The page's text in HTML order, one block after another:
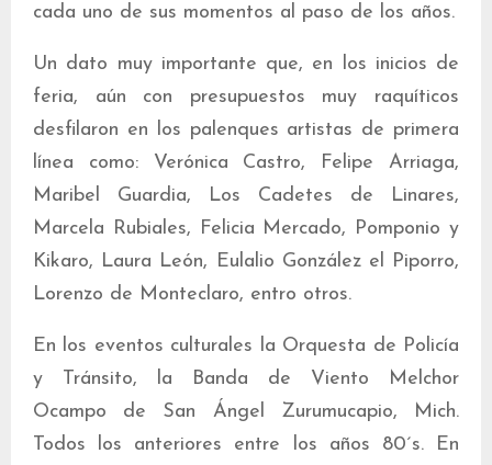
cada uno de sus momentos al paso de los años.
Un dato muy importante que, en los inicios de
feria, aún con presupuestos muy raquíticos
desfilaron en los palenques artistas de primera
línea como: Verónica Castro, Felipe Arriaga,
Maribel Guardia, Los Cadetes de Linares,
Marcela Rubiales, Felicia Mercado, Pomponio y
Kikaro, Laura León, Eulalio González el Piporro,
Lorenzo de Monteclaro, entro otros.
En los eventos culturales la Orquesta de Policía
y Tránsito, la Banda de Viento Melchor
Ocampo de San Ángel Zurumucapio, Mich.
Todos los anteriores entre los años 80´s. En